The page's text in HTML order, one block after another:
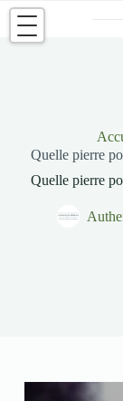
Passer
contenu
Quelle pierre
Quelle pierre